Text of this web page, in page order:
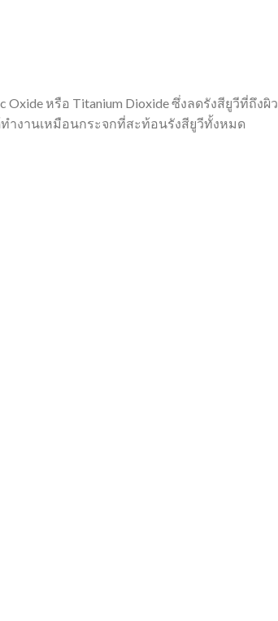
Oxide หรือ Titanium Dioxide ซึ่งลดรังสียูวีที่ถึงผิว
ำงานเหมือนกระจกที่สะท้อนรังสียูวีทั้งหมด